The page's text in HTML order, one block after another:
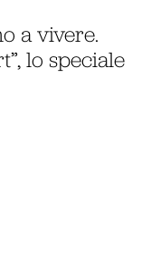
a vivere.
lo speciale